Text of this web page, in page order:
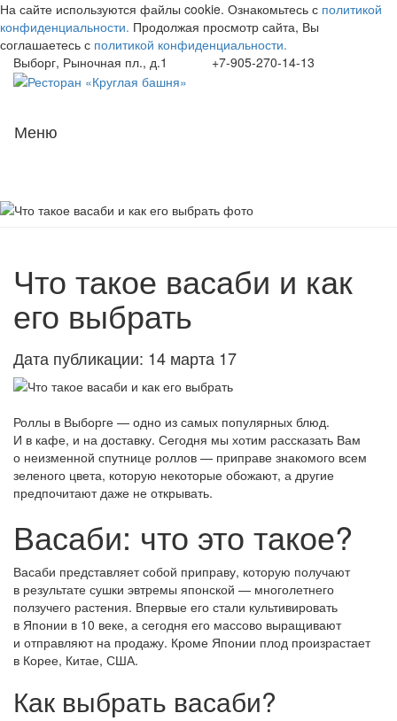
На сайте используются файлы cookie. Ознакомьтесь с политикой
конфиденциальности. Продолжая просмотр сайта, Вы
соглашаетесь с политикой конфиденциальности.
Выборг, Рыночная пл., д.1
+7-905-270-14-13
Меню
Что такое васаби и как
его выбрать
Дата публикации: 14 марта 17
Роллы в Выборге — одно из самых популярных блюд.
И в кафе, и на доставку. Сегодня мы хотим рассказать Вам
о неизменной спутнице роллов — приправе знакомого всем
зеленого цвета, которую некоторые обожают, а другие
предпочитают даже не открывать.
Васаби: что это такое?
Васаби представляет собой приправу, которую получают
в результате сушки эвтремы японской — многолетнего
ползучего растения. Впервые его стали культивировать
в Японии в 10 веке, а сегодня его массово выращивают
и отправляют на продажу. Кроме Японии плод произрастает
в Корее, Китае, США.
Как выбрать васаби?